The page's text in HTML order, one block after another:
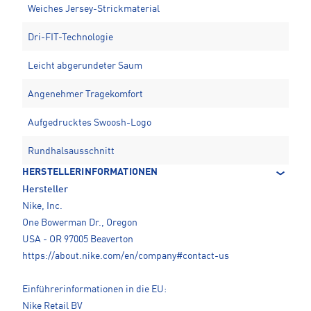
Weiches Jersey-Strickmaterial
Dri-FIT-Technologie
Leicht abgerundeter Saum
Angenehmer Tragekomfort
Aufgedrucktes Swoosh-Logo
Rundhalsausschnitt
HERSTELLERINFORMATIONEN
Hersteller
Nike, Inc.
One Bowerman Dr., Oregon
USA - OR 97005 Beaverton
https://about.nike.com/en/company#contact-us
Einführerinformationen in die EU:
Nike Retail BV